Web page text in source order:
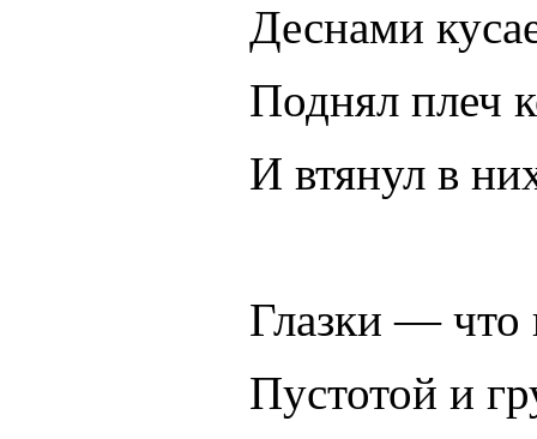
Деснами
Поднял плеч
И втянул в
Глазки — что
Пустотой и